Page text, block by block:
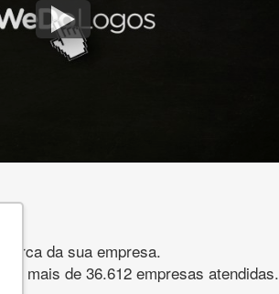
da sua empresa.
mais de 36.612 empresas atendidas.